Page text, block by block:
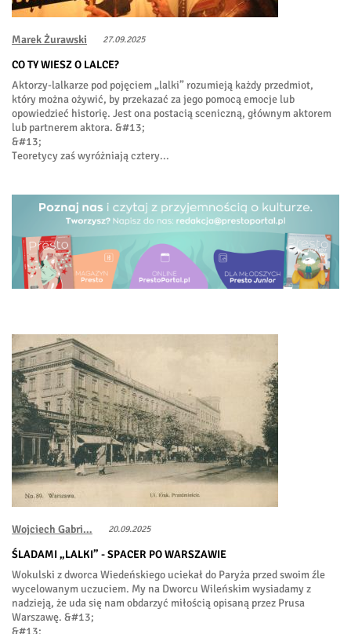
Marek Żurawski 27.09.2025
CO TY WIESZ O LALCE?
Aktorzy-lalkarze pod pojęciem „lalki” rozumieją każdy przedmiot,
który można ożywić, by przekazać za jego pomocą emocje lub
opowiedzieć historię. Jest ona postacią sceniczną, głównym aktorem
lub partnerem aktora. &#13;
&#13;
Teoretycy zaś wyróżniają cztery...
Wojciech Gabri… 20.09.2025
ŚLADAMI „LALKI” - SPACER PO WARSZAWIE
Wokulski z dworca Wiedeńskiego uciekał do Paryża przed swoim źle
wycelowanym uczuciem. My na Dworcu Wileńskim wysiadamy z
nadzieją, że uda się nam obdarzyć miłością opisaną przez Prusa
Warszawę. &#13;
&#13;